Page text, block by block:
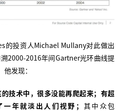
的投资人Michael Mullany对此做出
2000-2016年间Gartner光环曲线提
发现：
技术中，很多没能再爬起来；有超
年就淡出人们视野； 其中众包